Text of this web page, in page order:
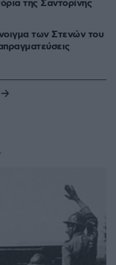
της Σαντορίνης
των Στενών του